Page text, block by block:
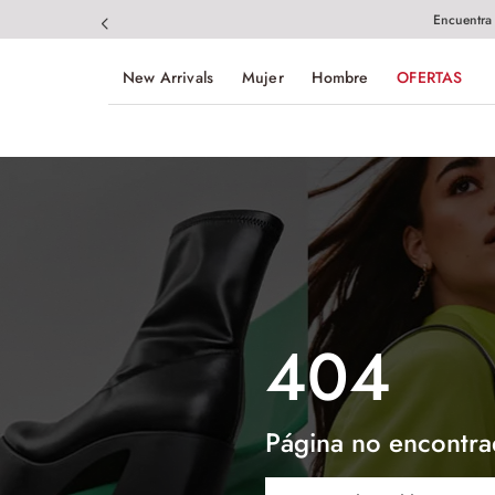
New Arrivals Mujer Hombre OFERTAS
404
Página no